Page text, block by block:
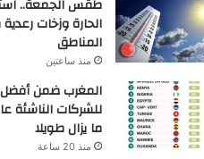
طقس الجمعة..
الحارة وزخات
المناطق
منذ ساعتين
للشركات الناشئة
ما يزال طويلا
منذ 20 ساعة